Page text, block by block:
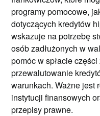
programy pomocowe,
dotyczących kredytów
wskazuje na potrzebę
osób zadłużonych w
pomóc w spłacie
przewalutowanie
warunkach. Ważne jest
instytucji finansowych
przepisy prawne.